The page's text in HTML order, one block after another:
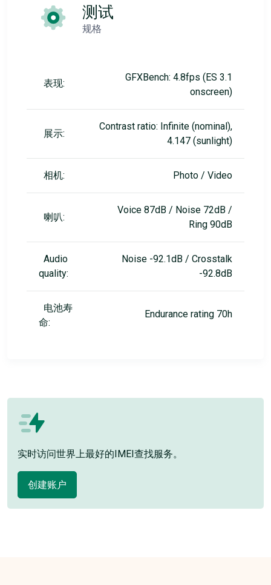
测试
规格
表现:
GFXBench: 4.8fps (ES 3.1
onscreen)
展示:
Contrast ratio: Infinite (nominal),
4.147 (sunlight)
相机: Photo / Video
喇叭:
Voice 87dB / Noise 72dB /
Ring 90dB
Audio
quality:
Noise -92.1dB / Crosstalk
-92.8dB
电池寿
命:
Endurance rating 70h
实时访问世界上最好的IMEI查找服务。
创建账户